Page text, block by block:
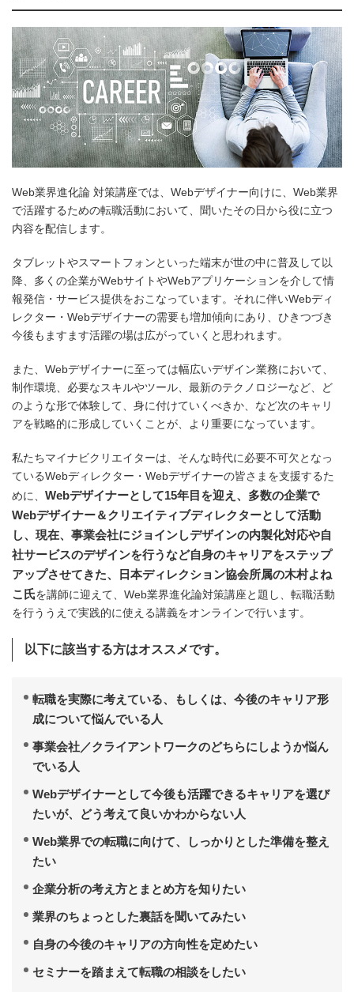
Web業界進化論 対策講座では、Webデザイナー向けに、Web業界
で活躍するための転職活動において、聞いたその日から役に立つ
内容を配信します。
タブレットやスマートフォンといった端末が世の中に普及して以
降、多くの企業がWebサイトやWebアプリケーションを介して情
報発信・サービス提供をおこなっています。それに伴いWebディ
レクター・Webデザイナーの需要も増加傾向にあり、ひきつづき
今後もますます活躍の場は広がっていくと思われます。
また、Webデザイナーに至っては幅広いデザイン業務において、
制作環境、必要なスキルやツール、最新のテクノロジーなど、ど
のような形で体験して、身に付けていくべきか、など次のキャリ
アを戦略的に形成していくことが、より重要になっています。
私たちマイナビクリエイターは、そんな時代に必要不可欠となっ
ているWebディレクター・Webデザイナーの皆さまを支援するた
めに、 Webデザイナーとして15年目を迎え、多数の企業で
Webデザイナー＆クリエイティブディレクターとして活動
し、現在、事業会社にジョインしデザインの内製化対応や自
社サービスのデザインを行うなど自身のキャリアをステップ
アップさせてきた、日本ディレクション協会所属の木村よね
こ氏を講師に迎えて、Web業界進化論対策講座と題し、転職活動
を行ううえで実践的に使える講義をオンラインで行います。
以下に該当する方はオススメです。
転職を実際に考えている、もしくは、今後のキャリア形
成について悩んでいる人
事業会社／クライアントワークのどちらにしようか悩ん
でいる人
Webデザイナーとして今後も活躍できるキャリアを選び
たいが、どう考えて良いかわからない人
Web業界での転職に向けて、しっかりとした準備を整え
たい
企業分析の考え方とまとめ方を知りたい
業界のちょっとした裏話を聞いてみたい
自身の今後のキャリアの方向性を定めたい
セミナーを踏まえて転職の相談をしたい